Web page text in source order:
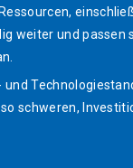
weiter und passen
und
schweren,